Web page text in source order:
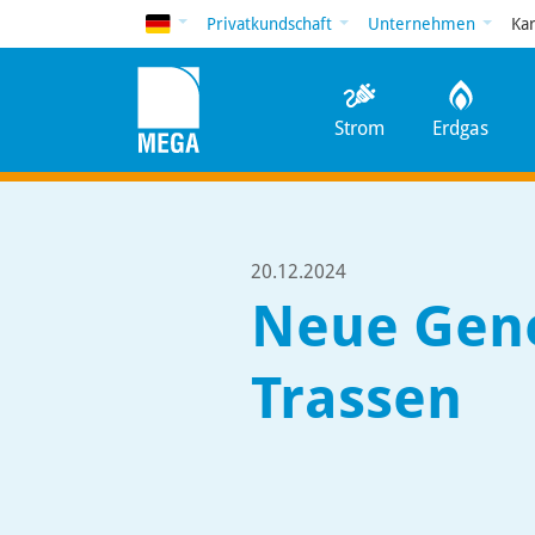
DeutschPrivatkundschaft Unternehmen
Strom Erdgas
20.12.2024
Neue
Trassen